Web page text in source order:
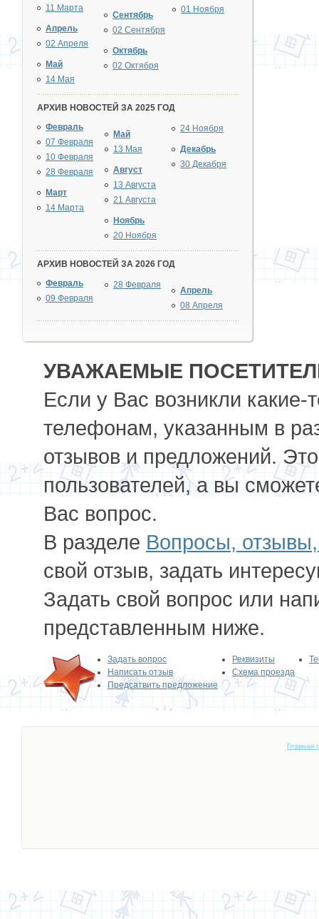
11 Марта
Апрель
02 Апреля
Май
14 Мая
Сентябрь
02 Сентября
Октябрь
02 Октября
01 Ноября
АРХИВ НОВОСТЕЙ ЗА 2025 ГОД
Февраль
07 Февраля
10 Февраля
28 Февраля
Март
14 Марта
Май
13 Мая
Август
13 Августа
21 Августа
Ноябрь
20 Ноября
24 Ноября
Декабрь
30 Декабря
АРХИВ НОВОСТЕЙ ЗА 2026 ГОД
Февраль
09 Февраля
28 Февраля
Апрель
08 Апреля
УВАЖАЕМЫЕ
Если у Вас возникли
телефонам, указанным в
отзывов и предложений.
пользователей, а вы
Вас вопрос.
В разделе Вопросы,
свой отзыв, задать
Задать свой вопрос или
представленным ниже.
Задать вопрос
Написать отзыв
Предсатвить предложение
Реквизиты
Схема проезда
Главная